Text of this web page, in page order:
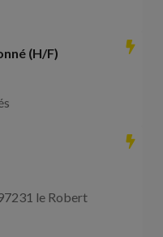
(H/F)
le Robert